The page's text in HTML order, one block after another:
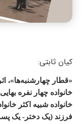
کیان ثابتی:
«قطار چهارشنبه‌ها»،
خانواده‌‌ شبیه اکثر
فرزند (یک دختر- یک